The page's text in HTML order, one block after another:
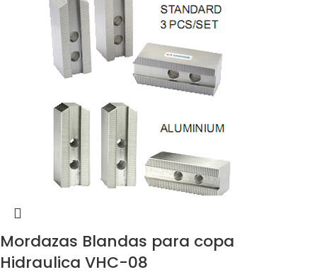
Mordazas Blandas para copa
Hidraulica VHC-08